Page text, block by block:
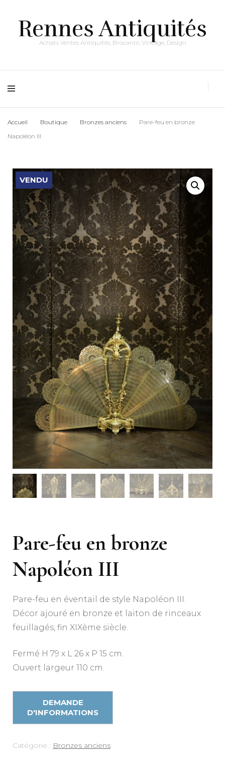
Rennes Antiquités
Achats Ventes Antiquités, Brocante, Vintage, Design
Accueil Boutique Bronzes anciens
Pare-feu en bronze
Napoléon III
VENDU
Pare-feu en bronze
Napoléon III
Pare-feu en éventail de style Napoléon III.
Décor ajouré en bronze et laiton de rinceaux
feuillagés, fin XIXème siècle.
Fermé H 79 x L 26 x P 15 cm.
Ouvert largeur 110 cm.
Catégorie : Bronzes anciens